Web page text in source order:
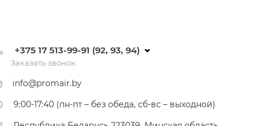
+375 17 513-99-91 (92, 93, 94)
Заказать звонок
info@promair.by
9:00-17:40 (пн-пт – без обеда, сб-вс – выходной)